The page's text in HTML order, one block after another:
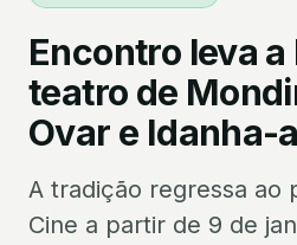
Encontro leva a
teatro de
Ovar e Idanha-
A tradição regressa ao
Cine a partir de 9 de